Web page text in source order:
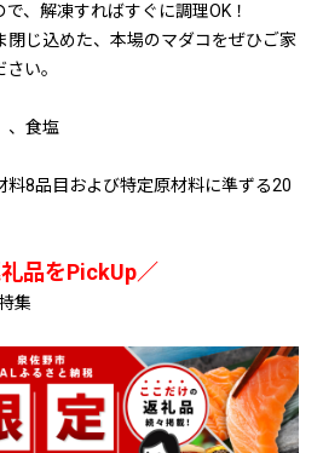
、解凍すればすぐに調理OK！
閉じ込めた、本場のマダコをぜひご家
い。
、食塩
料8品目および特定原材料に準ずる20
品をPickUp／
集